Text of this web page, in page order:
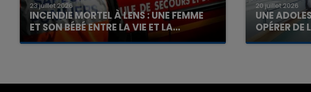
23 juillet 2026
INCENDIE MORTEL À LENS : UNE FEMME
ET SON BÉBÉ ENTRE LA VIE ET LA...
Un homme s'est immolé par le feu après avoir
20 juillet 2026
UNE
OPÉRER DE
La famille a